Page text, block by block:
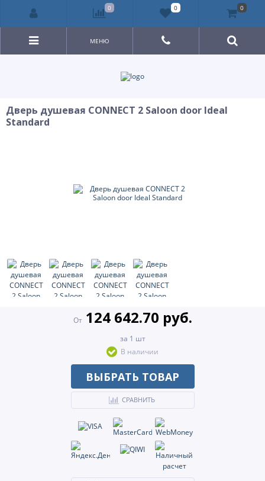
МЕНЮ
Дверь душевая CONNECT 2 Saloon door Ideal
Standard
От124 642.70 руб.
за 1 шт
В наличии
ВЫБРАТЬ ТОВАР
СРАВНИТЬ
0 0 0